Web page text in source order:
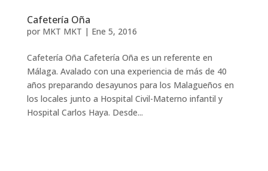
Cafetería Oña
por MKT MKT | Ene 5, 2016
Cafetería Oña Cafetería Oña es un referente en
Málaga. Avalado con una experiencia de más de 40
años preparando desayunos para los Malagueños en
los locales junto a Hospital Civil-Materno infantil y
Hospital Carlos Haya. Desde...